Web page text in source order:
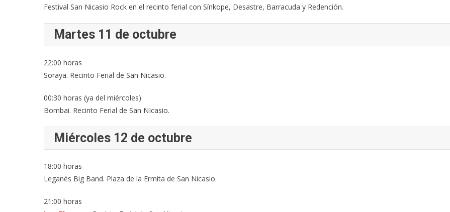
Festival San Nicasio Rock en el recinto ferial con Sínkope, Desastre, Barracuda y Redención.
Martes 11 de octubre
22:00 horas
Soraya. Recinto Ferial de San Nicasio.
00:30 horas (ya del miércoles)
Bombai. Recinto Ferial de San NIcasio.
Miércoles 12 de octubre
18:00 horas
Leganés Big Band. Plaza de la Ermita de San Nicasio.
21:00 horas